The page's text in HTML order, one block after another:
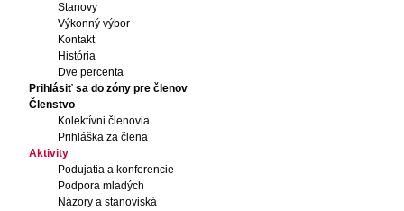
Stanovy
Výkonný výbor
Kontakt
História
Dve percenta
Prihlásiť sa do zóny pre členov
Členstvo
Kolektívni členovia
Prihláška za člena
Aktivity
Podujatia a konferencie
Podpora mladých
Názory a stanoviská